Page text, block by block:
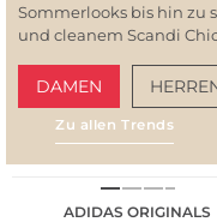
Sommerlooks bis hin zu
und cleanem Scandi
DAMEN
Zu allen Trends
ADIDAS ORIGINALS